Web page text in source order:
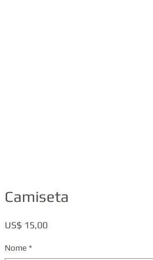
Camiseta
US$ 15,00Preço
Nome *